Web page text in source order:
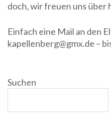
doch, wir freuen uns über
Einfach eine Mail an den
kapellenberg@gmx.de –
Suchen